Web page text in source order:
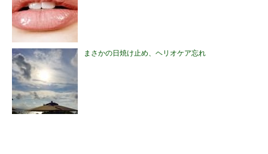
まさかの日焼け止め、ヘリオケア忘れ